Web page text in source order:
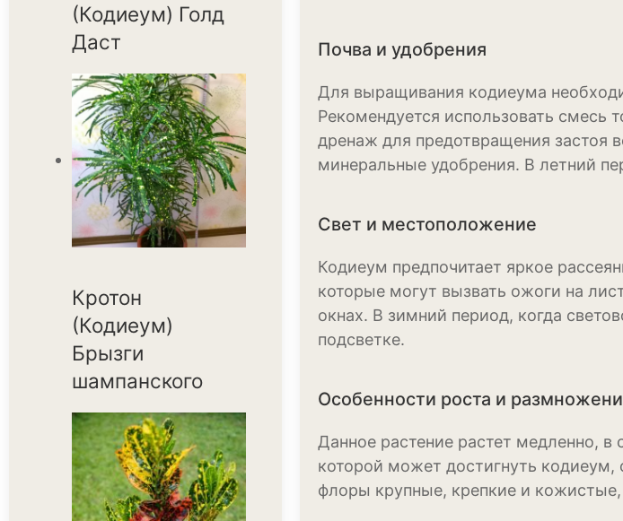
(Кодиеум) Голд
Даст
Кротон
(Кодиеум)
Брызги
шампанского
Почва и удобрения
Для выращивания кодиеума
Рекомендуется использовать смесь
дренаж для предотвращения застоя
минеральные удобрения. В летний
Свет и местоположение
Кодиеум предпочитает яркое
которые могут вызвать ожоги на
окнах. В зимний период, когда
подсветке.
Особенности роста и
Данное растение растет медленно,
которой может достигнуть кодиеум,
флоры крупные, крепкие и